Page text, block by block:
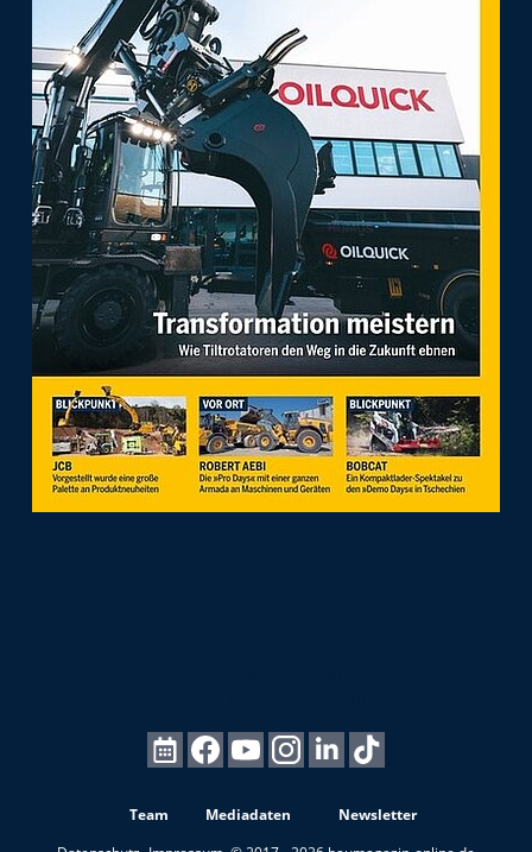
Team Mediadaten
Newsletter